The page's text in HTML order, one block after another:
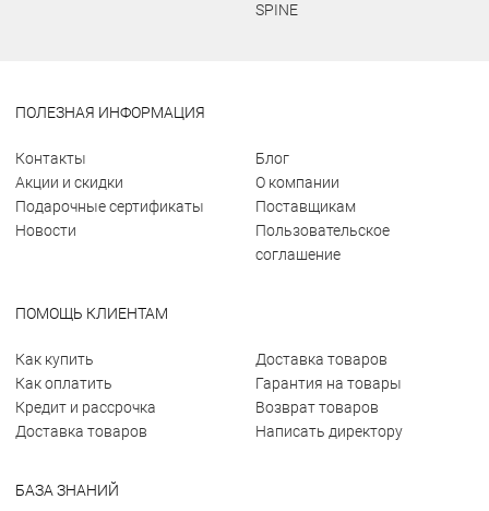
SPINE
ПОЛЕЗНАЯ ИНФОРМАЦИЯ
Контакты
Акции и скидки
Подарочные сертификаты
Новости
Блог
О компании
Поставщикам
Пользовательское
соглашение
ПОМОЩЬ КЛИЕНТАМ
Как купить
Как оплатить
Кредит и рассрочка
Доставка товаров
Доставка товаров
Гарантия на товары
Возврат товаров
Написать директору
БАЗА ЗНАНИЙ